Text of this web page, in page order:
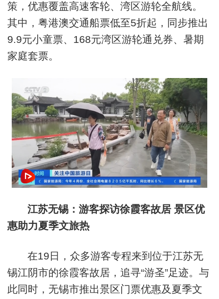
策，优惠覆盖高速客轮、湾区游轮全航线。
其中，粤港澳交通船票低至5折起，同步推出
9.9元小童票、168元湾区游轮通兑券、暑期
家庭套票。
江苏无锡：游客探访徐霞客故居 景区优
惠助力夏季文旅热
在19日，众多游客专程来到位于江苏无
锡江阴市的徐霞客故居，追寻“游圣”足迹。与
此同时，无锡市推出景区门票优惠及夏季文